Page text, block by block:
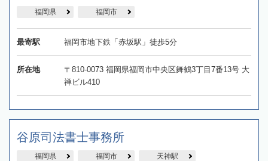
福岡県 福岡市
最寄駅 福岡市地下鉄「赤坂駅」徒歩5分
所在地
〒810-0073 福岡県福岡市中央区舞鶴3丁目7番13号 大
禅ビル410
谷原司法書士事務所
福岡県 福岡市 天神駅